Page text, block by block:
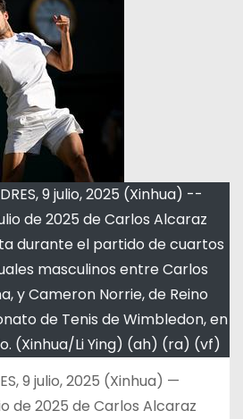
9 julio, 2025 (Xinhua) --
de 2025 de Carlos Alcaraz
durante el partido de cuartos
masculinos entre Carlos
y Cameron Norrie, de Reino
de Tenis de Wimbledon, en
(Xinhua/Li Ying) (ah) (ra) (vf)
9 julio, 2025 (Xinhua) —
de 2025 de Carlos Alcaraz